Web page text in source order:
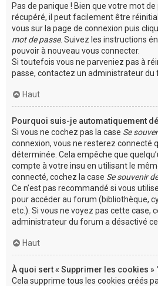
Pas de panique ! Bien que votre mot
récupéré, il peut facilement être
vous sur la page de connexion puis
mot de passe. Suivez les instructions
pouvoir à nouveau vous connecter.
Si toutefois vous ne parveniez pas à
passe, contactez un administrateur du
Haut
Pourquoi suis-je automatiquement
Si vous ne cochez pas la case Se
connexion, vous ne resterez connecté
déterminée. Cela empêche que
compte à votre insu en utilisant le
connecté, cochez la case Se souvenir
Ce n’est pas recommandé si vous
pour accéder au forum (bibliothèque,
etc.). Si vous ne voyez pas cette case,
administrateur du forum a désactivé
Haut
À quoi sert « Supprimer les cookies »
Cela supprime tous les cookies créés